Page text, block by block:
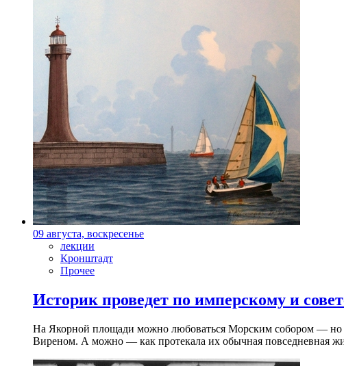
09 августа, воскресенье
лекции
Кронштадт
Прочее
Историк проведет по имперскому и
На Якорной площади можно любоваться Морским собором — но
Виреном. А можно — как протекала их обычная повседневная